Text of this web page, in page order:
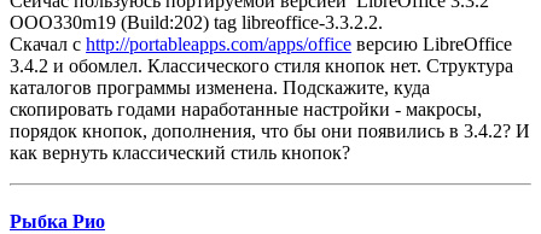
OOO330m19 (Build:202) tag libreoffice-3.3.2.2.
Скачал с http://portableapps.com/apps/office версию LibreOffice
3.4.2 и обомлел. Классического стиля кнопок нет. Структура
каталогов программы изменена. Подскажите, куда
скопировать годами наработанные настройки - макросы,
порядок кнопок, дополнения, что бы они появились в 3.4.2? И
как вернуть классический стиль кнопок?
Рыбка Рио